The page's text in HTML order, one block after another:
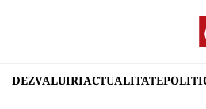
DEZVALUIRIACTUALITATE